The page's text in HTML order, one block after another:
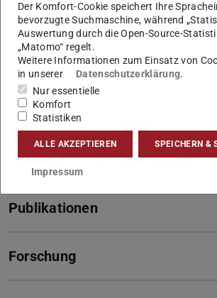
alexander.kochnev@tu-...
+49 170 945 1398
L5|01 406
Franziska-Braun-Straße 7
64287Darmstadt
Links
CyLo-RT
Publikationen
Forschung
Der Komfort-Cookie speichert Ihre
bevorzugte Suchmaschine, während
Auswertung durch die Open-Source-
„Matomo“ regelt.
Weitere Informationen zum Einsatz von
in unserer
Datenschutzerklärung.
Nur essentielle
Komfort
Statistiken
ALLE AKZEPTIEREN SPEICHERN &
Impressum